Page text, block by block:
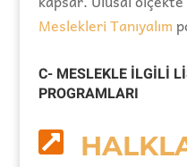
Meslekleri Tanıyalım
C- MESLEKLE İLGİLİ
PROGRAMLARI
